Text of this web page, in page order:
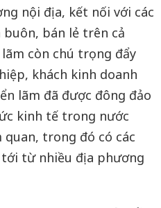
nội địa, kết nối với các
bán lẻ trên cả
còn chú trọng đẩy
khách kinh doanh
lãm đã được đông đảo
kinh tế trong nước
trong đó có các
từ nhiều địa phương